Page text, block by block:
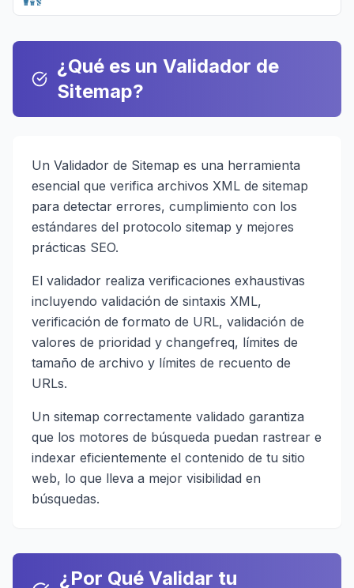
¿Qué es un Validador de
Sitemap?
Un Validador de Sitemap es una herramienta
esencial que verifica archivos XML de sitemap
para detectar errores, cumplimiento con los
estándares del protocolo sitemap y mejores
prácticas SEO.
El validador realiza verificaciones exhaustivas
incluyendo validación de sintaxis XML,
verificación de formato de URL, validación de
valores de prioridad y changefreq, límites de
tamaño de archivo y límites de recuento de
URLs.
Un sitemap correctamente validado garantiza
que los motores de búsqueda puedan rastrear e
indexar eficientemente el contenido de tu sitio
web, lo que lleva a mejor visibilidad en
búsquedas.
¿Por Qué Validar tu